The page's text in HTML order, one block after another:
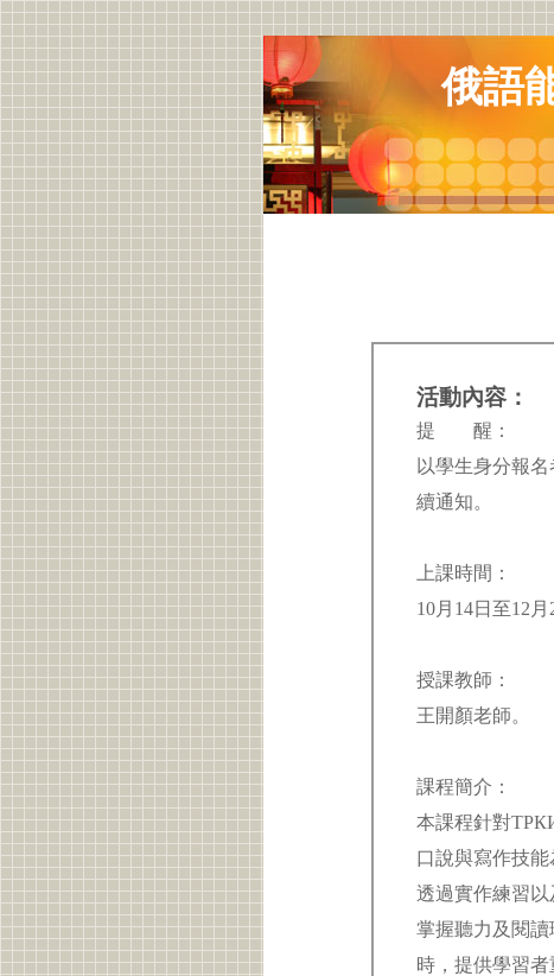
俄語
活動內容：
提 醒：
以學生身分報
續通知。
上課時間：
10月14日至12月
授課教師：
王開顏老師。
課程簡介：
本課程針對
口說與寫作技
透過實作練習以
掌握聽力及閱
時，提供學習者